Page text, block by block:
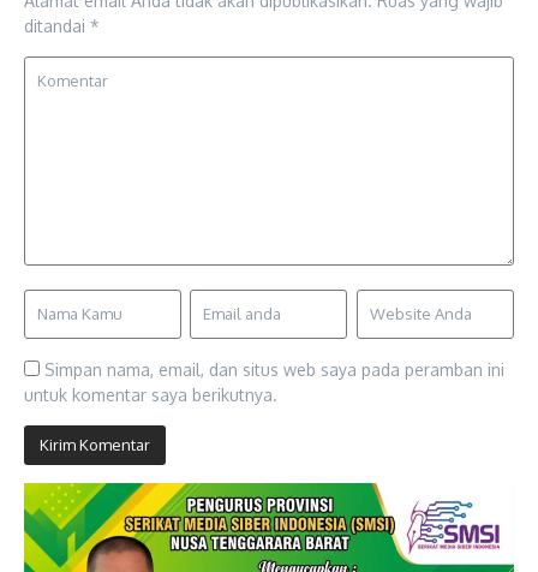
ditandai *
Simpan nama, email, dan situs web saya pada peramban ini
untuk komentar saya berikutnya.